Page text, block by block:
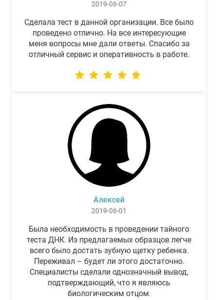
2019-06-07
Сделала тест в данной организации. Все было
проведено отлично. На все интересующие
меня вопросы мне дали ответы. Спасибо за
отличный сервис и оперативность в работе.
Алексей
2019-06-01
Была необходимость в проведении тайного
теста ДНК. Из предлагаемых образцов легче
всего было достать зубную щетку ребенка.
Переживал – будет ли этого достаточно.
Специалисты сделали однозначный вывод,
подтверждающий, что я являюсь
биологическим отцом.